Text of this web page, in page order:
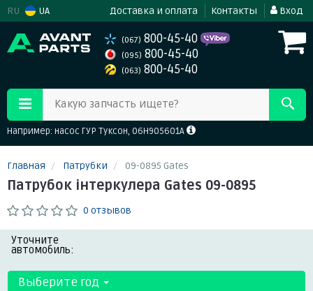
RU UA Доставка и оплата Контакты Вход
(067) 800-45-40
(095) 800-45-40
(063) 800-45-40
Какую запчасть ищете?
Например: насос ГУР Туксон, 06H905601A
Главная Патрубки 09-0895 Gates
Патрубок інтеркулера Gates 09-0895
0 отзывов
Уточните
автомобиль:
Выберите год